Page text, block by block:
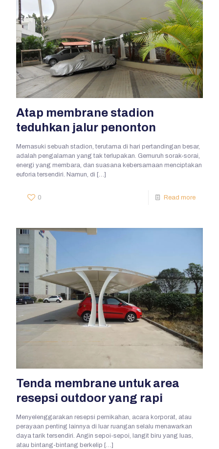
Atap membrane stadion
teduhkan jalur penonton
Memasuki sebuah stadion, terutama di hari pertandingan besar,
adalah pengalaman yang tak terlupakan. Gemuruh sorak-sorai,
energi yang membara, dan suasana kebersamaan menciptakan
euforia tersendiri. Namun, di […]
0 Read more
Tenda membrane untuk area
resepsi outdoor yang rapi
Menyelenggarakan resepsi pernikahan, acara korporat, atau
perayaan penting lainnya di luar ruangan selalu menawarkan
daya tarik tersendiri. Angin sepoi-sepoi, langit biru yang luas,
atau bintang-bintang berkelip […]